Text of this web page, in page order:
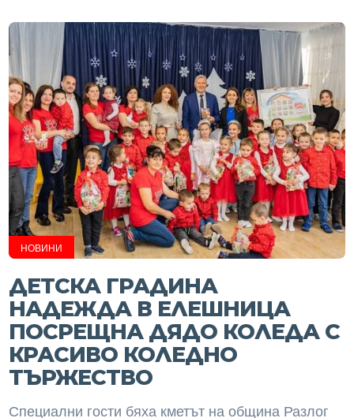
НОВИНИ
ДЕТСКА ГРАДИНА
НАДЕЖДА В ЕЛЕШНИЦА
ПОСРЕЩНА ДЯДО КОЛЕДА С
КРАСИВО КОЛЕДНО
ТЪРЖЕСТВО
Специални гости бяха кметът на община Разлог